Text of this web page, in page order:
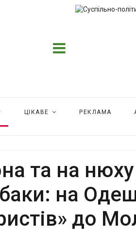
ЦІКАВЕ РЕКЛАМА
та на
на
до